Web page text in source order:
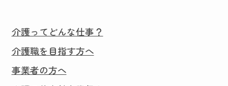
介護ってどんな仕事？
介護職を目指す方へ
事業者の方へ